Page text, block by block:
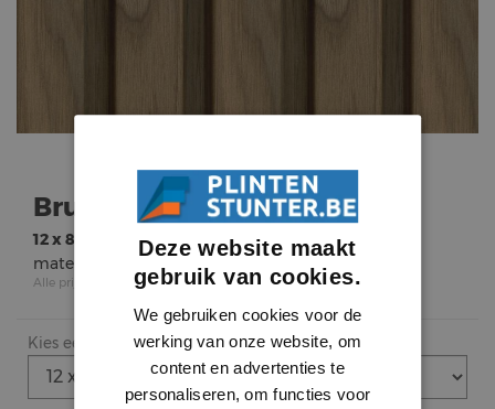
Bruin Eiken
12 x 88 x 2750mm
materiaal:
MDF-e1
Alle prijzen zijn incl. BTW
Kies een afmeting (dikte/breedte/hoogte)
Deze website maakt
gebruik van cookies.
We gebruiken cookies voor de
werking van onze website, om
content en advertenties te
personaliseren, om functies voor